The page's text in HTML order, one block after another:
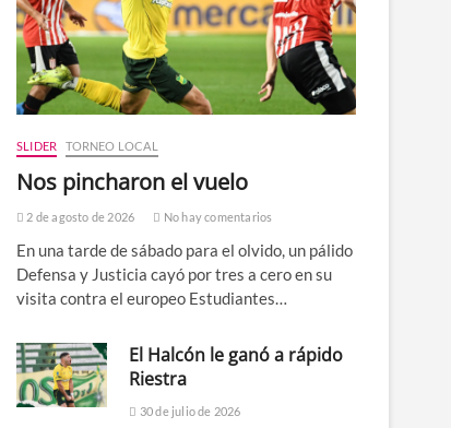
SLIDER TORNEO LOCAL
Nos pincharon el vuelo
2 de agosto de 2026 No hay comentarios
En una tarde de sábado para el olvido, un pálido
Defensa y Justicia cayó por tres a cero en su
visita contra el europeo Estudiantes…
El Halcón le ganó a rápido
Riestra
30 de julio de 2026